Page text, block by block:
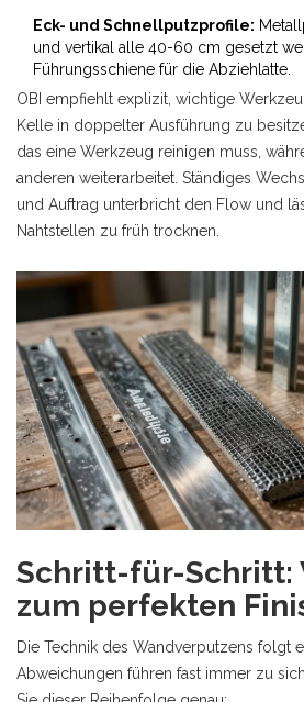
Eck- und Schnellputzprofile:
und vertikal alle 40-60 cm gesetzt
Führungsschiene für die Abziehlatte.
OBI empfiehlt explizit, wichtige
Kelle in doppelter Ausführung zu
das eine Werkzeug reinigen muss,
anderen weiterarbeitet. Ständiges
und Auftrag unterbricht den Flow und
Nahtstellen zu früh trocknen.
Schritt-für-Schritt:
zum perfekten
Die Technik des Wandverputzens folgt
Abweichungen führen fast immer zu